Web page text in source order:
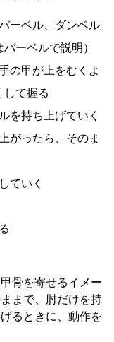
ーベル、ダンベル
ーベルで説明）
の甲が上をむくよ
して握る
を持ち上げていく
がったら、そのま
ていく
骨を寄せるイメー
まで、肘だけを持
るときに、動作を